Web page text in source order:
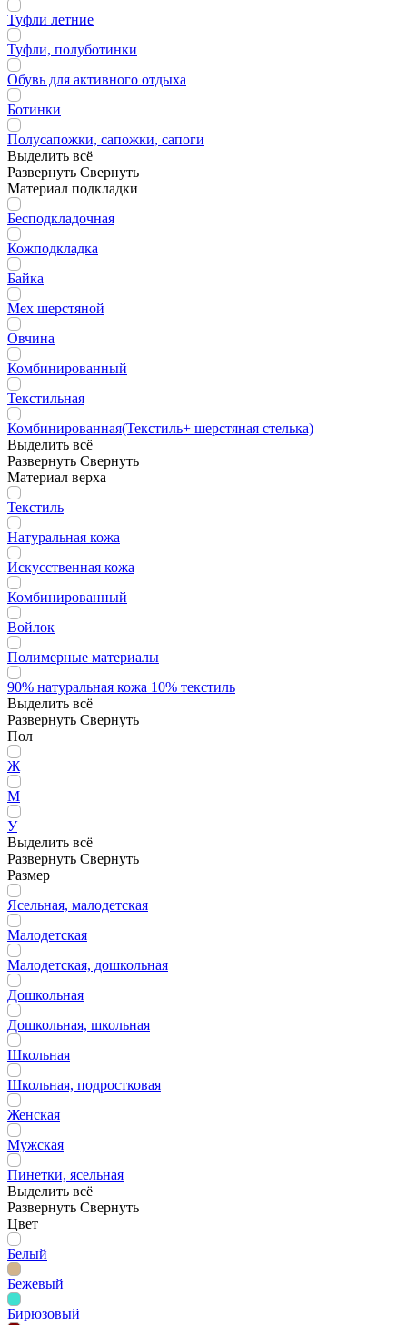
Туфли летние
Туфли, полуботинки
Обувь для активного отдыха
Ботинки
Полусапожки, сапожки, сапоги
Выделить всё
Развернуть Свернуть
Материал подкладки
Бесподкладочная
Кожподкладка
Байка
Мех шерстяной
Овчина
Комбинированный
Текстильная
Комбинированная(Текстиль+ шерстяная стелька)
Выделить всё
Развернуть Свернуть
Материал верха
Текстиль
Натуральная кожа
Искусственная кожа
Комбинированный
Войлок
Полимерные материалы
90% натуральная кожа 10% текстиль
Выделить всё
Развернуть Свернуть
Пол
Ж
М
У
Выделить всё
Развернуть Свернуть
Размер
Ясельная, малодетская
Малодетская
Малодетская, дошкольная
Дошкольная
Дошкольная, школьная
Школьная
Школьная, подростковая
Женская
Мужская
Пинетки, ясельная
Выделить всё
Развернуть Свернуть
Цвет
Белый
Бежевый
Бирюзовый